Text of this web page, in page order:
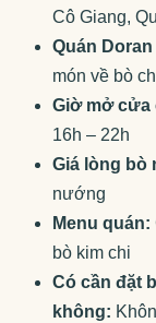
Cô Giang,
Quán
món về bò
Giờ mở cửa
16h – 22h
Giá lòng bò
nướng
Menu quán:
bò kim chi
Có cần đặt
không: